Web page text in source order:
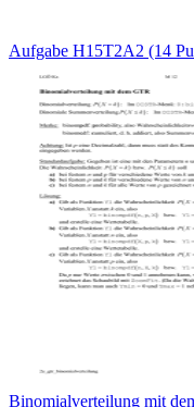
Aufgabe H15T2A2 (14
Binomialverteilung mit